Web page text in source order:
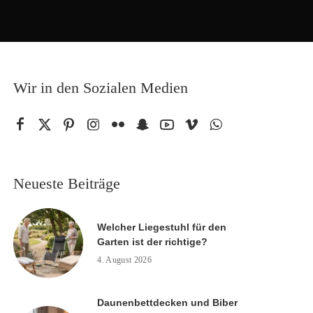
Wir in den Sozialen Medien
Neueste Beiträge
Welcher Liegestuhl für den
Garten ist der richtige?
4. August 2026
Daunenbettdecken und Biber